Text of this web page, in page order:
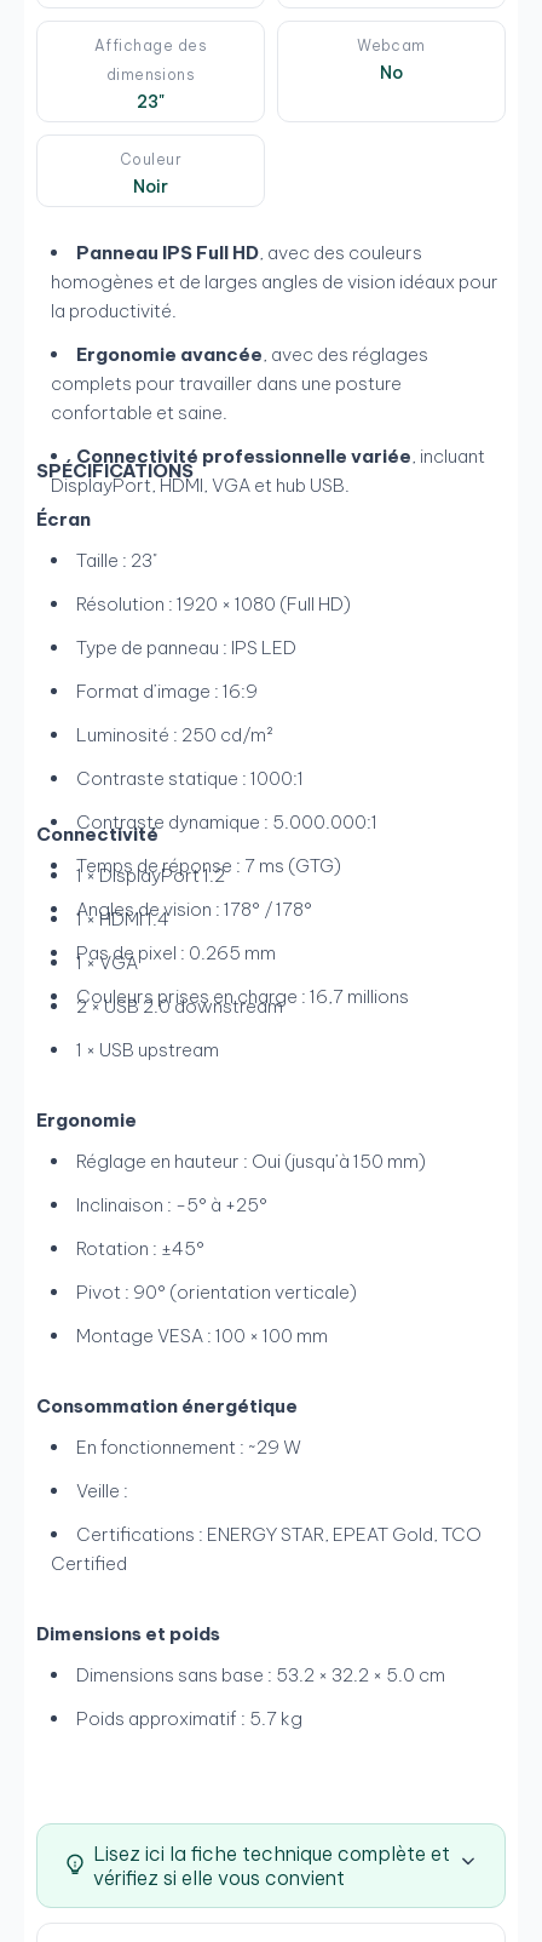
Affichage des
dimensions
23"
Webcam
No
Couleur
Noir
Panneau IPS Full HD, avec des couleurs
homogènes et de larges angles de vision idéaux pour
la productivité.
Ergonomie avancée, avec des réglages
complets pour travailler dans une posture
confortable et saine.
Connectivité professionnelle variée, incluant
DisplayPort, HDMI, VGA et hub USB.
SPÉCIFICATIONS
Écran
Taille : 23"
Résolution : 1920 × 1080 (Full HD)
Type de panneau : IPS LED
Format d’image : 16:9
Luminosité : 250 cd/m²
Contraste statique : 1000:1
Contraste dynamique : 5.000.000:1
Temps de réponse : 7 ms (GTG)
Angles de vision : 178° / 178°
Pas de pixel : 0.265 mm
Couleurs prises en charge : 16,7 millions
Connectivité
1 × DisplayPort 1.2
1 × HDMI 1.4
1 × VGA
2 × USB 2.0 downstream
1 × USB upstream
Ergonomie
Réglage en hauteur : Oui (jusqu’à 150 mm)
Inclinaison : -5° à +25°
Rotation : ±45°
Pivot : 90° (orientation verticale)
Montage VESA : 100 × 100 mm
Consommation énergétique
En fonctionnement : ~29 W
Veille :
Certifications : ENERGY STAR, EPEAT Gold, TCO
Certified
Dimensions et poids
Dimensions sans base : 53.2 × 32.2 × 5.0 cm
Poids approximatif : 5.7 kg
Lisez ici la fiche technique complète et
vérifiez si elle vous convient